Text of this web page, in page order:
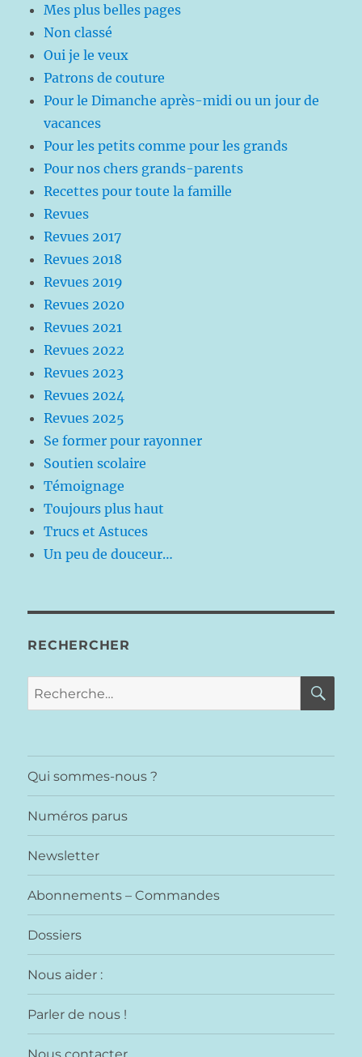
Mes plus belles pages
Non classé
Oui je le veux
Patrons de couture
Pour le Dimanche après-midi ou un jour de
vacances
Pour les petits comme pour les grands
Pour nos chers grands-parents
Recettes pour toute la famille
Revues
Revues 2017
Revues 2018
Revues 2019
Revues 2020
Revues 2021
Revues 2022
Revues 2023
Revues 2024
Revues 2025
Se former pour rayonner
Soutien scolaire
Témoignage
Toujours plus haut
Trucs et Astuces
Un peu de douceur…
RECHERCHER
Recherche
pour :
Qui sommes-nous ?
Numéros parus
Newsletter
Abonnements – Commandes
Dossiers
Nous aider :
Parler de nous !
Nous contacter